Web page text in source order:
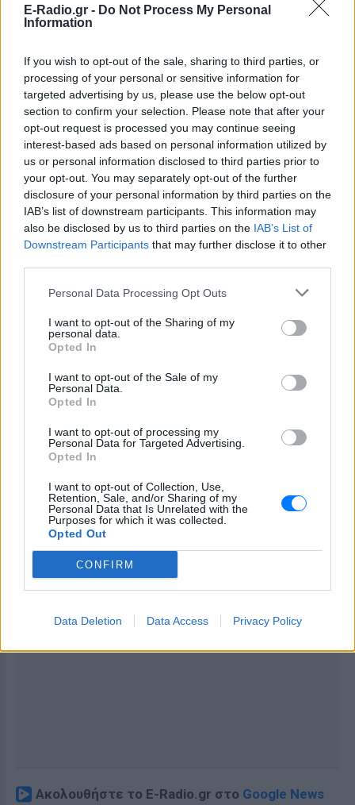
E-Radio.gr - Do Not Process My Personal
Information
If you wish to opt-out of the sale, sharing to third parties, or
processing of your personal or sensitive information for
targeted advertising by us, please use the below opt-out
section to confirm your selection. Please note that after your
opt-out request is processed you may continue seeing
interest-based ads based on personal information utilized by
us or personal information disclosed to third parties prior to
your opt-out. You may separately opt-out of the further
disclosure of your personal information by third parties on the
IAB’s list of downstream participants. This information may
also be disclosed by us to third parties on the IAB’s List of
Downstream Participants that may further disclose it to other
Personal Data Processing Opt Outs
I want to opt-out of the Sharing of my
personal data.
Opted In
I want to opt-out of the Sale of my
Personal Data.
Opted In
I want to opt-out of processing my
Personal Data for Targeted Advertising.
Opted In
I want to opt-out of Collection, Use,
Retention, Sale, and/or Sharing of my
Personal Data that Is Unrelated with the
Purposes for which it was collected.
Opted Out
CONFIRM
Data Deletion Data Access Privacy Policy
Την ίδια στιγμή, η Οργάνωση έλαβε κρατική
επιχορήγηση 100.000 ευρώ το ίδιο χρονικό
διάστημα.
ελλείψεις στην κάλυψη αναγκών όπως η στέγαση, η
θέρμανση και άλλες ανάγκες των δομών, την κάλυψη
των οποίων ζητούσε από τους δωρητές
ΔΙΑΦΗΜΙΣΗ
Ακολουθήστε το E-Radio.gr στο Google News